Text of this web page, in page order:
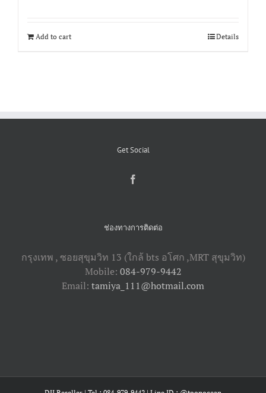
Add to cart Details
Get Social
ช่องทางการติดต่อ
กรุงเทพ , ซอยสุขุมวิท 13 (ใกล้ bts อโศก ,​MRT สุขุมวิท)
Mobile: 084-979-9442
Email: tamiya_111@hotmail.com